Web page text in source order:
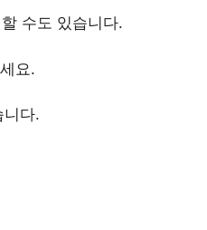
수도 있습니다.
요.
니다.